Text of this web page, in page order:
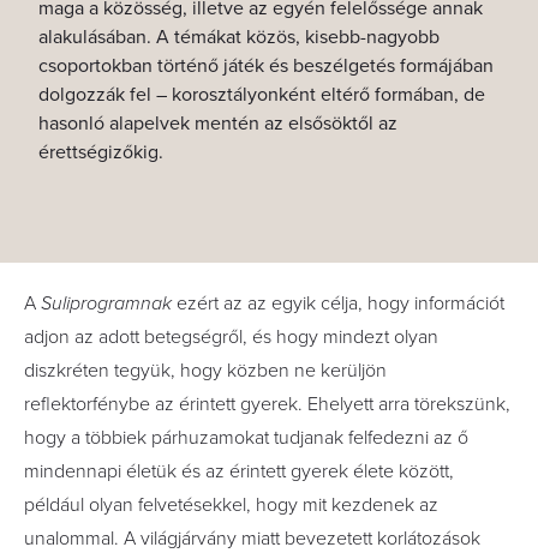
maga a közösség, illetve az egyén felelőssége annak
alakulásában. A témákat közös, kisebb-nagyobb
csoportokban történő játék és beszélgetés formájában
dolgozzák fel – korosztályonként eltérő formában, de
hasonló alapelvek mentén az elsősöktől az
érettségizőkig.
A Suliprogramnakezért az az egyik célja, hogy információt
adjon az adott betegségről, és hogy mindezt olyan
diszkréten tegyük, hogy közben ne kerüljön
reflektorfénybe az érintett gyerek. Ehelyett arra törekszünk,
hogy a többiek párhuzamokat tudjanak felfedezni az ő
mindennapi életük és az érintett gyerek élete között,
például olyan felvetésekkel, hogy mit kezdenek az
unalommal. A világjárvány miatt bevezetett korlátozások